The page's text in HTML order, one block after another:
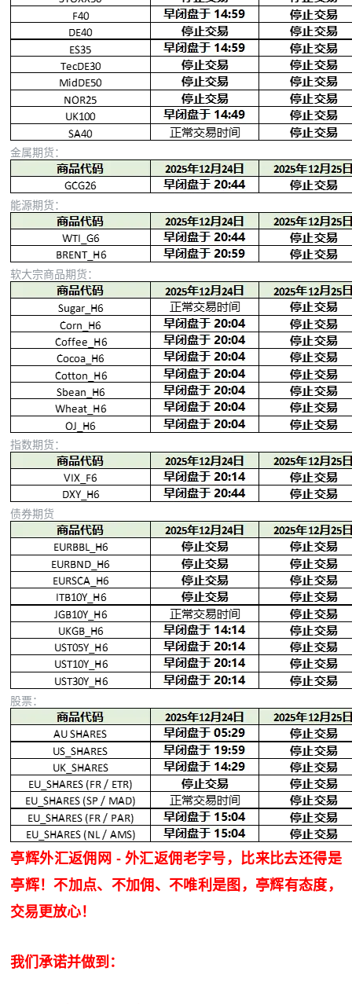
金属期货：
能源期货：
软大宗商品期货：
指数期货：
债券期货
股票：
亭辉外汇返佣网 - 外汇返佣老字号，比来比去还得是
亭辉！不加点、不加佣、不唯利是图，亭辉有态度，
交易更放心！
我们承诺并做到：